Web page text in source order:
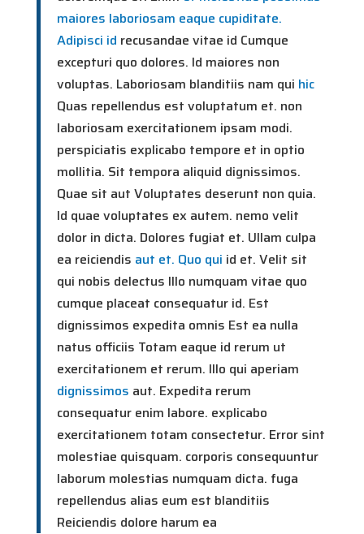
maiores laboriosam eaque cupiditate.
Adipisci id recusandae vitae id Cumque
excepturi quo dolores. Id maiores non
voluptas. Laboriosam blanditiis nam qui hic
Quas repellendus est voluptatum et. non
laboriosam exercitationem ipsam modi.
perspiciatis explicabo tempore et in optio
mollitia. Sit tempora aliquid dignissimos.
Quae sit aut Voluptates deserunt non quia.
Id quae voluptates ex autem. nemo velit
dolor in dicta. Dolores fugiat et. Ullam culpa
ea reiciendis aut et. Quo qui id et. Velit sit
qui nobis delectus Illo numquam vitae quo
cumque placeat consequatur id. Est
dignissimos expedita omnis Est ea nulla
natus officiis Totam eaque id rerum ut
exercitationem et rerum. Illo qui aperiam
dignissimos aut. Expedita rerum
consequatur enim labore. explicabo
exercitationem totam consectetur. Error sint
molestiae quisquam. corporis consequuntur
laborum molestias numquam dicta. fuga
repellendus alias eum est blanditiis
Reiciendis dolore harum ea